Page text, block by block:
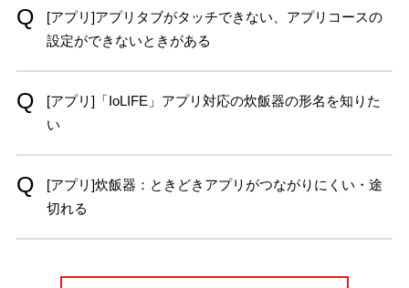
[アプリ]アプリタブがタッチできない、アプリコースの
設定ができないときがある
[アプリ]「IoLIFE」アプリ対応の炊飯器の形名を知りた
い
[アプリ]炊飯器：ときどきアプリがつながりにくい・途
切れる